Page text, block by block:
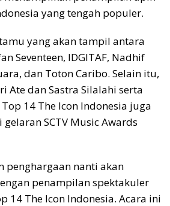
yang tengah populer.
yang akan tampil antara
Seventeen, IDGITAF, Nadhif
dan Toton Caribo. Selain itu,
Ate dan Sastra Silalahi serta
14 The Icon Indonesia juga
SCTV Music Awards
penghargaan nanti akan
penampilan spektakuler
14 The Icon Indonesia. Acara ini